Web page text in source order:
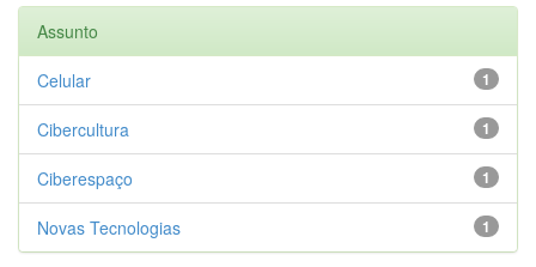
Assunto
1
Celular
1
Cibercultura
1
Ciberespaço
1
Novas Tecnologias